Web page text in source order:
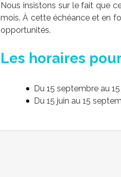
Nous insistons sur le fait que
mois. À cette échéance et en
opportunités.
Les horaires
Du 15 septembre au
Du 15 juin au 15